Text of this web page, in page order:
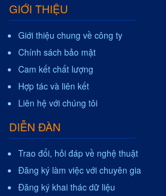
GIỚI THIỆU
Giới thiệu chung về công ty
Chính sách bảo mật
Cam kết chất lượng
Hợp tác và liên kết
Liên hệ với chúng tôi
DIỄN ĐÀN
Trao đổi, hỏi đáp về nghệ thuật
Đăng ký làm việc với chuyên gia
Đăng ký khai thác dữ liệu